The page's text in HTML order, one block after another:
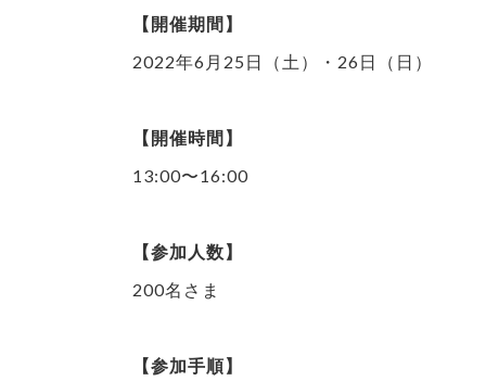
【開催期間】
2022年6月25日（土）・26日（日）
【開催時間】
13:00〜16:00
【参加人数】
200名さま
【参加手順】